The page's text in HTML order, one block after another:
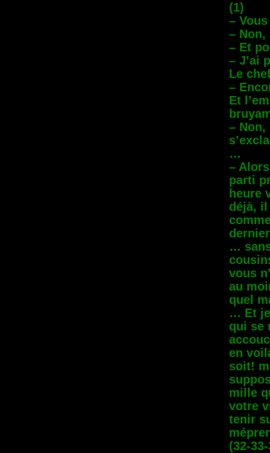
(1)
–
–
– Et
– J’ai
Le
–
Et
–
…
–
parti
heure
déjà,
…
vous
au
quel
… Et
qui se
en
soit!
mille
votre
tenir
(32-